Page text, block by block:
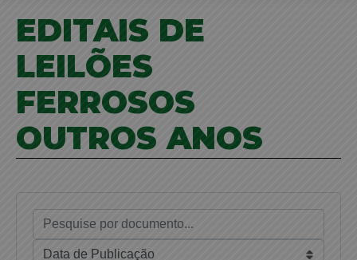
EDITAIS DE
LEILÕES
FERROSOS
OUTROS ANOS